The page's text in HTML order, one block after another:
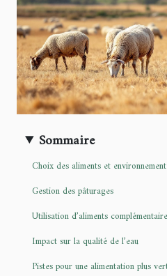
Sommaire
Choix des aliments et environnement
Gestion des pâturages
Utilisation d’aliments
Impact sur la qualité de l’eau
Pistes pour une alimentation plus